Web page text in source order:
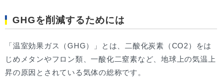
GHGを削減するためには
「温室効果ガス（GHG）」とは、二酸化炭素（CO2）をは
じめメタンやフロン類、一酸化二窒素など、地球上の気温上
昇の原因とされている気体の総称です。